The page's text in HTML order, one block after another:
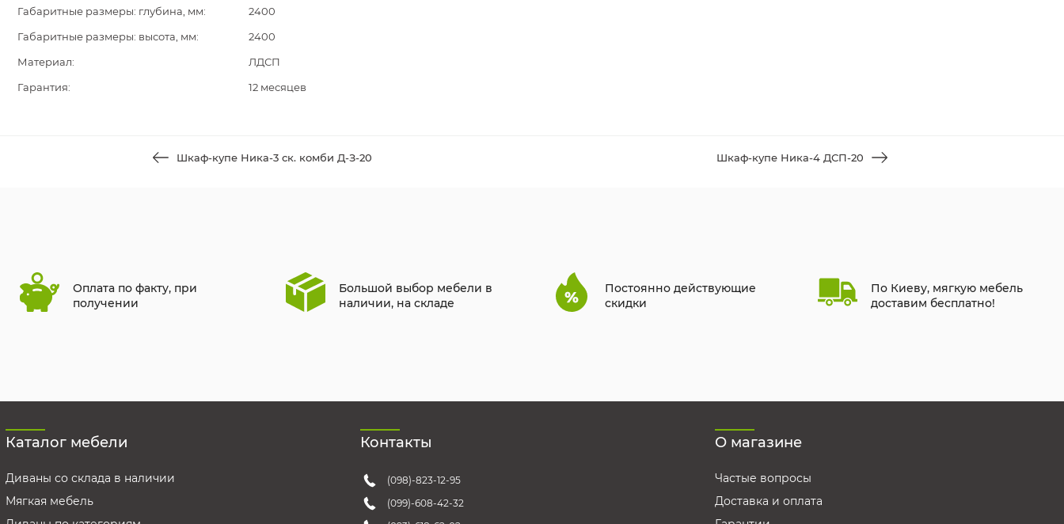
Габаритные размеры: глубина, мм:
2400
Габаритные размеры: высота, мм:
2400
Материал:
ЛДСП
Гарантия:
12 месяцев
Шкаф-купе Ника-3 ск. комби Д-З-20 Шкаф-купе Ника-4 ДСП-20
Оплата по факту, при
получении
Большой выбор мебели в
наличии, на складе
Постоянно действующие
скидки
По Киеву, мягкую мебель
доставим бесплатно!
Каталог мебели
Диваны со склада в наличии
Мягкая мебель
Контакты
(098)-823-12-95
(099)-608-42-32
О магазине
Частые вопросы
Доставка и оплата